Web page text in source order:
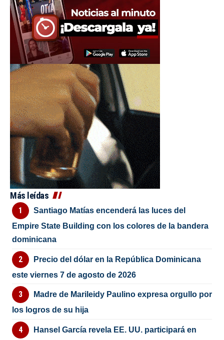
Más leídas
Santiago Matías encenderá las luces del
Empire State Building con los colores de la bandera
dominicana
Precio del dólar en la República Dominicana
este viernes 7 de agosto de 2026
Madre de Marileidy Paulino expresa orgullo por
los logros de su hija
Hansel García revela EE. UU. participará en